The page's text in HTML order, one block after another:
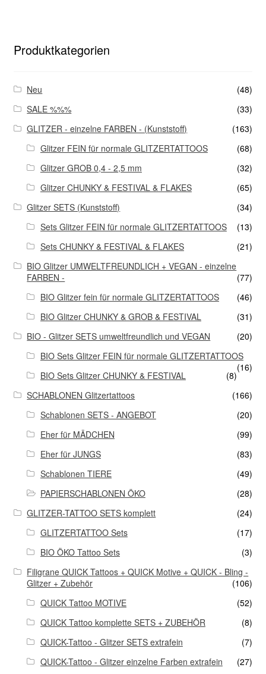
Produktkategorien
Neu
(48)
SALE %%%
(33)
GLITZER - einzelne FARBEN - (Kunststoff)
(163)
Glitzer FEIN für normale GLITZERTATTOOS
(68)
Glitzer GROB 0,4 - 2,5 mm
(32)
Glitzer CHUNKY & FESTIVAL & FLAKES
(65)
Glitzer SETS (Kunststoff)
(34)
Sets Glitzer FEIN für normale GLITZERTATTOOS
(13)
Sets CHUNKY & FESTIVAL & FLAKES
(21)
BIO Glitzer UMWELTFREUNDLICH + VEGAN - einzelne
FARBEN -
(77)
BIO Glitzer fein für normale GLITZERTATTOOS
(46)
BIO Glitzer CHUNKY & GROB & FESTIVAL
(31)
BIO - Glitzer SETS umweltfreundlich und VEGAN
(20)
BIO Sets Glitzer FEIN für normale GLITZERTATTOOS
(16)
BIO Sets Glitzer CHUNKY & FESTIVAL
(8)
SCHABLONEN Glitzertattoos
(166)
Schablonen SETS - ANGEBOT
(20)
Eher für MÄDCHEN
(99)
Eher für JUNGS
(83)
Schablonen TIERE
(49)
PAPIERSCHABLONEN ÖKO
(28)
GLITZER-TATTOO SETS komplett
(24)
GLITZERTATTOO Sets
(17)
BIO ÖKO Tattoo Sets
(3)
Filigrane QUICK Tattoos + QUICK Motive + QUICK - Bling -
Glitzer + Zubehör
(106)
QUICK Tattoo MOTIVE
(52)
QUICK Tattoo komplette SETS + ZUBEHÖR
(8)
QUICK-Tattoo - Glitzer SETS extrafein
(7)
QUICK-Tattoo - Glitzer einzelne Farben extrafein
(27)